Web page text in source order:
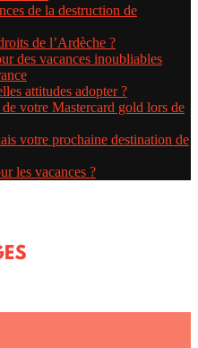
de la destruction de
de l’Ardèche ?
des vacances inoubliables
attitudes adopter ?
votre Mastercard gold lors de
votre prochaine destination de
les vacances ?